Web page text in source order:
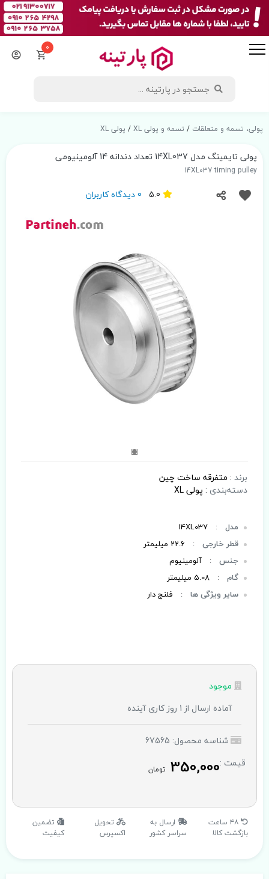
0
پولی، تسمه و متعلقات / تسمه و پولی XL / پولی XL
پولی تایمینگ مدل 14XL037 تعداد دندانه 14 آلومینیومی
14XL037 timing pulley
0 دیدگاه کاربران
برند : متفرقه ساخت چین
دسته‌بندی : پولی XL
مدل :
14XL037
قطر خارجی :
22.6 میلیمتر
جنس :
آلومینیوم
گام :
5.08 میلیمتر
سایر ویژگی ها : فلنج دار
موجود
آماده ارسال از 1 روز کاری آینده
شناسه محصول: 67565
قیمت :350,000 تومان
۴۸ ساعت
بازگشت کالا
ارسال به
سراسر کشور
تحویل
اکسپرس
تضمین
کیفیت